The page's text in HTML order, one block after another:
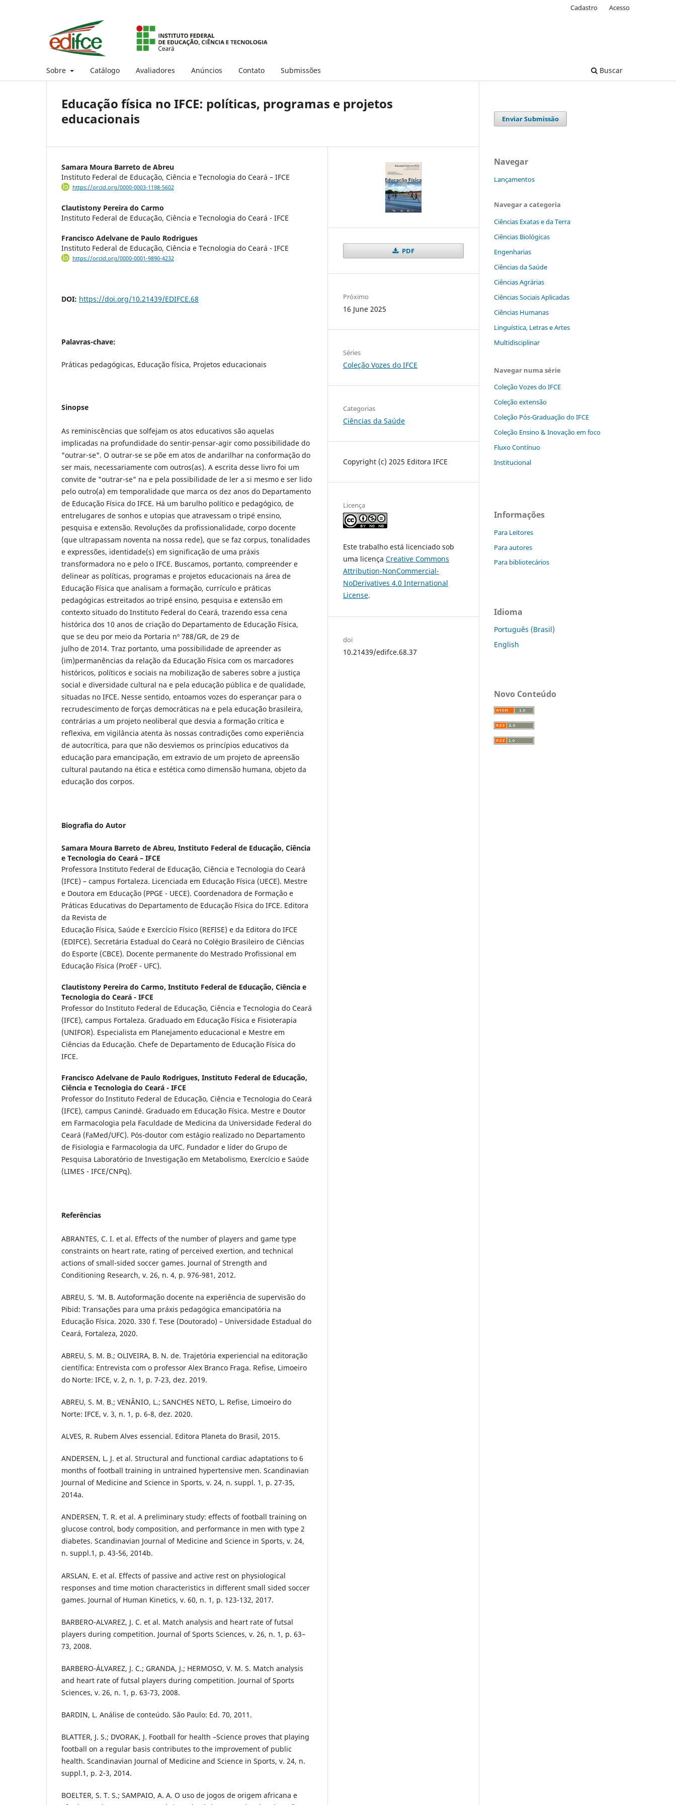
Sobre Catálogo Avaliadores Anúncios Contato Submissões Buscar
Cadastro Acesso
Educação física no IFCE: políticas, programas e projetos
educacionais
Samara Moura Barreto de Abreu
Instituto Federal de Educação, Ciência e Tecnologia do Ceará – IFCE
https://orcid.org/0000-0003-1198-5602
Clautistony Pereira do Carmo
Instituto Federal de Educação, Ciência e Tecnologia do Ceará - IFCE
Francisco Adelvane de Paulo Rodrigues
Instituto Federal de Educação, Ciência e Tecnologia do Ceará - IFCE
https://orcid.org/0000-0001-9890-4232
DOI: https://doi.org/10.21439/EDIFCE.68
Palavras-chave:
Práticas pedagógicas, Educação física, Projetos educacionais
Sinopse
As reminiscências que solfejam os atos educativos são aquelas
implicadas na profundidade do sentir-pensar-agir como possibilidade do
"outrar-se". O outrar-se se põe em atos de andarilhar na conformação do
ser mais, necessariamente com outros(as). A escrita desse livro foi um
convite de "outrar-se" na e pela possibilidade de ler a si mesmo e ser lido
pelo outro(a) em temporalidade que marca os dez anos do Departamento
de Educação Física do IFCE. Há um barulho político e pedagógico, de
entrelugares de sonhos e utopias que atravessam o tripé ensino,
pesquisa e extensão. Revoluções da profissionalidade, corpo docente
(que ultrapassam noventa na nossa rede), que se faz corpus, tonalidades
e expressões, identidade(s) em significação de uma práxis
transformadora no e pelo o IFCE. Buscamos, portanto, compreender e
delinear as políticas, programas e projetos educacionais na área de
Educação Física que analisam a formação, currículo e práticas
pedagógicas estreitados ao tripé ensino, pesquisa e extensão em
contexto situado do Instituto Federal do Ceará, trazendo essa cena
histórica dos 10 anos de criação do Departamento de Educação Física,
que se deu por meio da Portaria nº 788/GR, de 29 de
julho de 2014. Traz portanto, uma possibilidade de apreender as
(im)permanências da relação da Educação Física com os marcadores
históricos, políticos e sociais na mobilização de saberes sobre a justiça
social e diversidade cultural na e pela educação pública e de qualidade,
situadas no IFCE. Nesse sentido, entoamos vozes do esperançar para o
recrudescimento de forças democráticas na e pela educação brasileira,
contrárias a um projeto neoliberal que desvia a formação crítica e
reflexiva, em vigilância atenta às nossas contradições como experiência
de autocrítica, para que não desviemos os princípios educativos da
educação para emancipação, em extravio de um projeto de apreensão
cultural pautando na ética e estética como dimensão humana, objeto da
educação dos corpos.
Biografia do Autor
Samara Moura Barreto de Abreu, Instituto Federal de Educação, Ciência
e Tecnologia do Ceará – IFCE
Professora Instituto Federal de Educação, Ciência e Tecnologia do Ceará
(IFCE) – campus Fortaleza. Licenciada em Educação Física (UECE). Mestre
e Doutora em Educação (PPGE - UECE). Coordenadora de Formação e
Práticas Educativas do Departamento de Educação Física do IFCE. Editora
da Revista de
Educação Física, Saúde e Exercício Físico (REFISE) e da Editora do IFCE
(EDIFCE). Secretária Estadual do Ceará no Colégio Brasileiro de Ciências
do Esporte (CBCE). Docente permanente do Mestrado Profissional em
Educação Física (ProEF - UFC).
Clautistony Pereira do Carmo, Instituto Federal de Educação, Ciência e
Tecnologia do Ceará - IFCE
Professor do Instituto Federal de Educação, Ciência e Tecnologia do Ceará
(IFCE), campus Fortaleza. Graduado em Educação Física e Fisioterapia
(UNIFOR). Especialista em Planejamento educacional e Mestre em
Ciências da Educação. Chefe de Departamento de Educação Física do
IFCE.
Francisco Adelvane de Paulo Rodrigues, Instituto Federal de Educação,
Ciência e Tecnologia do Ceará - IFCE
Professor do Instituto Federal de Educação, Ciência e Tecnologia do Ceará
(IFCE), campus Canindé. Graduado em Educação Física. Mestre e Doutor
em Farmacologia pela Faculdade de Medicina da Universidade Federal do
Ceará (FaMed/UFC). Pós-doutor com estágio realizado no Departamento
de Fisiologia e Farmacologia da UFC. Fundador e líder do Grupo de
Pesquisa Laboratório de Investigação em Metabolismo, Exercício e Saúde
(LIMES - IFCE/CNPq).
Referências
ABRANTES, C. I. et al. Effects of the number of players and game type
constraints on heart rate, rating of perceived exertion, and technical
actions of small-sided soccer games. Journal of Strength and
Conditioning Research, v. 26, n. 4, p. 976-981, 2012.
ABREU, S. ‘M. B. Autoformação docente na experiência de supervisão do
Pibid: Transações para uma práxis pedagógica emancipatória na
Educação Física. 2020. 330 f. Tese (Doutorado) – Universidade Estadual do
Ceará, Fortaleza, 2020.
ABREU, S. M. B.; OLIVEIRA, B. N. de. Trajetória experiencial na editoração
científica: Entrevista com o professor Alex Branco Fraga. Refise, Limoeiro
do Norte: IFCE, v. 2, n. 1, p. 7-23, dez. 2019.
ABREU, S. M. B.; VENÂNIO, L.; SANCHES NETO, L. Refise, Limoeiro do
Norte: IFCE, v. 3, n. 1, p. 6-8, dez. 2020.
ALVES, R. Rubem Alves essencial. Editora Planeta do Brasil, 2015.
ANDERSEN, L. J. et al. Structural and functional cardiac adaptations to 6
months of football training in untrained hypertensive men. Scandinavian
Journal of Medicine and Science in Sports, v. 24, n. suppl. 1, p. 27-35,
2014a.
ANDERSEN, T. R. et al. A preliminary study: effects of football training on
glucose control, body composition, and performance in men with type 2
diabetes. Scandinavian Journal of Medicine and Science in Sports, v. 24,
n. suppl.1, p. 43-56, 2014b.
ARSLAN, E. et al. Effects of passive and active rest on physiological
responses and time motion characteristics in different small sided soccer
games. Journal of Human Kinetics, v. 60, n. 1, p. 123-132, 2017.
BARBERO-ALVAREZ, J. C. et al. Match analysis and heart rate of futsal
players during competition. Journal of Sports Sciences, v. 26, n. 1, p. 63–
73, 2008.
BARBERO-ÁLVAREZ, J. C.; GRANDA, J.; HERMOSO, V. M. S. Match analysis
and heart rate of futsal players during competition. Journal of Sports
Sciences, v. 26, n. 1, p. 63-73, 2008.
BARDIN, L. Análise de conteúdo. São Paulo: Ed. 70, 2011.
BLATTER, J. S.; DVORAK, J. Football for health –Science proves that playing
football on a regular basis contributes to the improvement of public
health. Scandinavian Journal of Medicine and Science in Sports, v. 24, n.
suppl.1, p. 2-3, 2014.
BOELTER, S. T. S.; SAMPAIO, A. A. O uso de jogos de origem africana e
PDF
Próximo
16 June 2025
Séries
Coleção Vozes do IFCE
Categorias
Ciências da Saúde
Copyright (c) 2025 Editora IFCE
Licença
Este trabalho está licenciado sob
uma licença Creative Commons
Attribution-NonCommercial-
NoDerivatives 4.0 International
License.
doi
10.21439/edifce.68.37
Enviar Submissão
Navegar
Lançamentos
Navegar a categoria
Ciências Exatas e da Terra
Ciências Biológicas
Engenharias
Ciências da Saúde
Ciências Agrárias
Ciências Sociais Aplicadas
Ciências Humanas
Linguística, Letras e Artes
Multidisciplinar
Navegar numa série
Coleção Vozes do IFCE
Coleção extensão
Coleção Pós-Graduação do IFCE
Coleção Ensino & Inovação em foco
Fluxo Contínuo
Institucional
Informações
Para Leitores
Para autores
Para bibliotecários
Idioma
Português (Brasil)
English
Novo Conteúdo